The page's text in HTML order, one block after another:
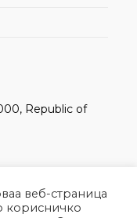
Republic of
веб-страница
корисничко